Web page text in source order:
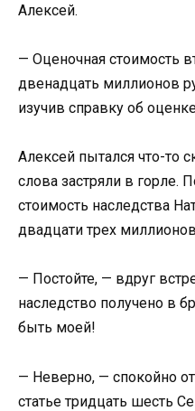
Алексей.
— Оценочная стоимость
двенадцать миллионов
изучив справку об
Алексей пытался что-то
слова застряли в горле.
стоимость наследства
двадцати трех
— Постойте, — вдруг
наследство получено в
быть моей!
— Неверно, — спокойно
статье тридцать шесть